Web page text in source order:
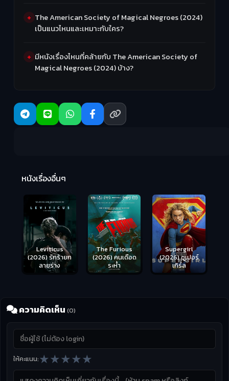
The American Society of Magical Negroes (2024)
เป็นแนวไหนและเหมาะกับใคร?
มีหนังเรื่องไหนที่คล้ายกับ The American Society of
Magical Negroes (2024) บ้าง?
หนังเรื่องอื่นๆ
Leviticus
(2026) รักร้ายก
ลายร่าง
The Furious
(2026) คนเดือด
ระห่ำ
Supergirl
(2026) ซูเปอร์
เกิร์ล
ความคิดเห็น (0)
ให้คะแนน:★★★★★